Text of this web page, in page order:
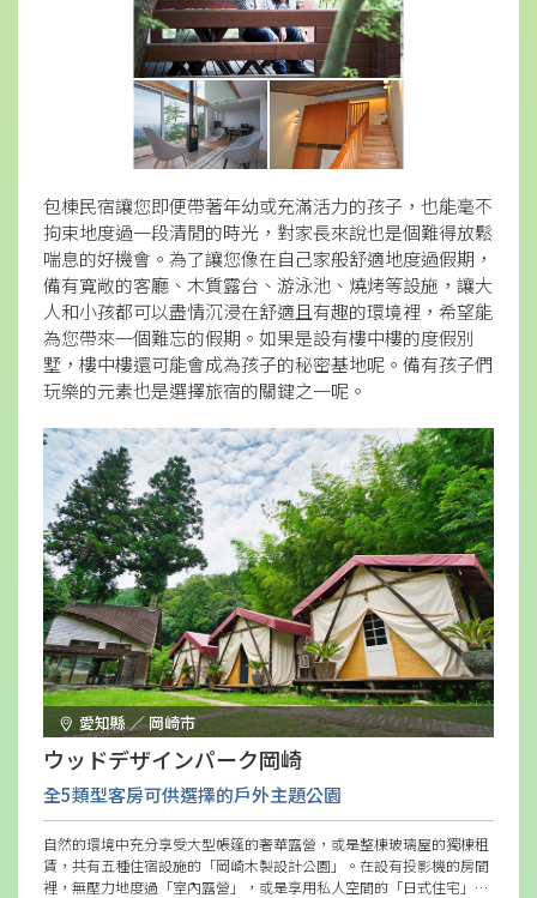
包棟民宿讓您即便帶著年幼或充滿活力的孩子，也能毫不
拘束地度過一段清閒的時光，對家長來說也是個難得放鬆
喘息的好機會。為了讓您像在自己家般舒適地度過假期，
備有寬敞的客廳、木質露台、游泳池、燒烤等設施，讓大
人和小孩都可以盡情沉浸在舒適且有趣的環境裡，希望能
為您帶來一個難忘的假期。如果是設有樓中樓的度假別
墅，樓中樓還可能會成為孩子的秘密基地呢。備有孩子們
玩樂的元素也是選擇旅宿的關鍵之一呢。
愛知縣 ／ 岡崎市
ウッドデザインパーク岡崎
全5類型客房可供選擇的戶外主題公園
自然的環境中充分享受大型帳篷的奢華露營，或是整棟玻璃屋的獨棟租
賃，共有五種住宿設施的「岡崎木製設計公園」。在設有投影機的房間
裡，無壓力地度過「室內露營」，或是享用私人空間的「日式住宅」等